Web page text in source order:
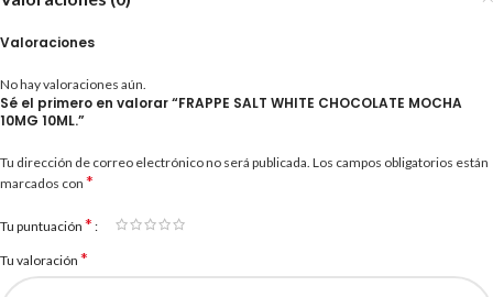
Valoraciones
No hay valoraciones aún.
Sé el primero en valorar “FRAPPE SALT WHITE CHOCOLATE MOCHA
10MG 10ML.”
Tu dirección de correo electrónico no será publicada. Los campos obligatorios están
marcados con *
Tu puntuación *
Tu valoración *